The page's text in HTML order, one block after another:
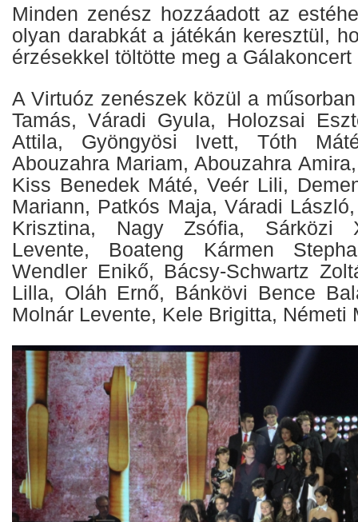
Minden zenész hozzáadott az
olyan darabkát a játékán keresztül,
érzésekkel töltötte meg a Gálakoncert
A Virtuóz zenészek közül a
Tamás, Váradi Gyula, Holozsai
Attila, Gyöngyösi Ivett, Tóth
Abouzahra Mariam, Abouzahra
Kiss Benedek Máté, Veér Lili,
Mariann, Patkós Maja, Váradi
Krisztina, Nagy Zsófia, Sárközi
Levente, Boateng Kármen
Wendler Enikő, Bácsy-Schwartz
Lilla, Oláh Ernő, Bánkövi Bence
Molnár Levente, Kele Brigitta, Németi